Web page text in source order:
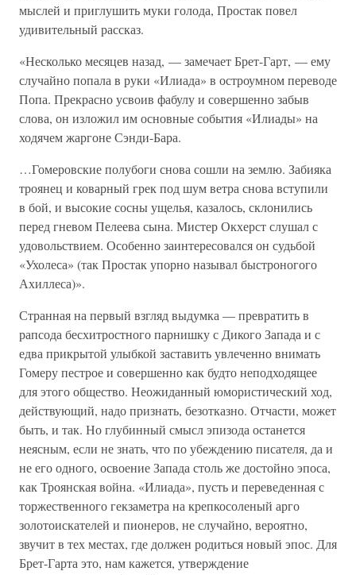
мыслей и приглушить муки голода, Простак повел
удивительный рассказ.
«Несколько месяцев назад, — замечает Брет-Гарт, — ему
случайно попала в руки «Илиада» в остроумном переводе
Попа. Прекрасно усвоив фабулу и совершенно забыв
слова, он изложил им основные события «Илиады» на
ходячем жаргоне Сэнди-Бара.
…Гомеровские полубоги снова сошли на землю. Забияка
троянец и коварный грек под шум ветра снова вступили
в бой, и высокие сосны ущелья, казалось, склонились
перед гневом Пелеева сына. Мистер Окхерст слушал с
удовольствием. Особенно заинтересовался он судьбой
«Ухолеса» (так Простак упорно называл быстроногого
Ахиллеса)».
Странная на первый взгляд выдумка — превратить в
рапсода бесхитростного парнишку с Дикого Запада и с
едва прикрытой улыбкой заставить увлеченно внимать
Гомеру пестрое и совершенно как будто неподходящее
для этого общество. Неожиданный юмористический ход,
действующий, надо признать, безотказно. Отчасти, может
быть, и так. Но глубинный смысл эпизода останется
неясным, если не знать, что по убеждению писателя, да и
не его одного, освоение Запада столь же достойно эпоса,
как Троянская война. «Илиада», пусть и переведенная с
торжественного гекзаметра на крепкосоленый арго
золотоискателей и пионеров, не случайно, вероятно,
звучит в тех местах, где должен родиться новый эпос. Для
Брет-Гарта это, нам кажется, утверждение